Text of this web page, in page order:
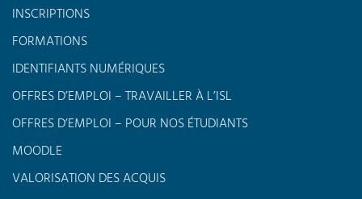
INSCRIPTIONS
FORMATIONS
IDENTIFIANTS NUMÉRIQUES
OFFRES D’EMPLOI – TRAVAILLER À L’ISL
OFFRES D’EMPLOI – POUR NOS ÉTUDIANTS
MOODLE
VALORISATION DES ACQUIS